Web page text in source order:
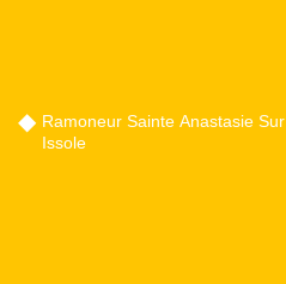
Ramoneur Sainte Anastasie Sur
Issole